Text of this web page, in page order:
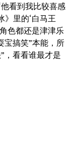
看到我比较喜感
》里的‘白马王
色都还是津津乐
宝搞笑”本能，所
，看看谁最才是